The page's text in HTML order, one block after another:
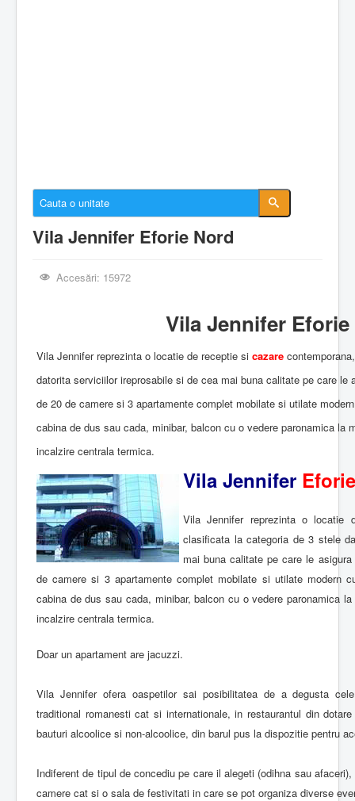
Anunturi imobiliare
Vila Jennifer Eforie Nord
Accesări: 15972
Vila Jennifer
Vila Jennifer reprezinta o locatie de receptie si cazare
datorita serviciilor ireprosabile si de cea mai buna calitate pe care le
de 20 de camere si 3 apartamente complet mobilate si utilate
cabina de dus sau cada, minibar, balcon cu o vedere paronamica la
incalzire centrala termica.
Vila Jennifer
Vila Jennifer reprezinta o
clasificata la categoria de 3 stele
mai buna calitate pe care le
de camere si 3 apartamente complet mobilate si utilate modern
cabina de dus sau cada, minibar, balcon cu o vedere paronamica
incalzire centrala termica.
Doar un apartament are jacuzzi.
Vila Jennifer ofera oaspetilor sai posibilitatea de a degusta
traditional romanesti cat si internationale, in restaurantul din
bauturi alcoolice si non-alcoolice, din barul pus la dispozitie pentru
Indiferent de tipul de concediu pe care il alegeti (odihna sau
camere cat si o sala de festivitati in care se pot organiza diverse